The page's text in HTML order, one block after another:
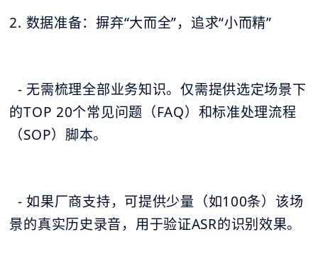
2. 数据准备：摒弃“大而全”，追求“小而精”
- 无需梳理全部业务知识。仅需提供选定场景下
的TOP 20个常见问题（FAQ）和标准处理流程
（SOP）脚本。
- 如果厂商支持，可提供少量（如100条）该场
景的真实历史录音，用于验证ASR的识别效果。